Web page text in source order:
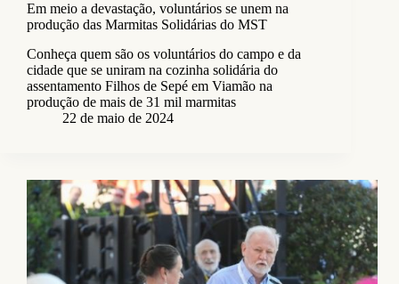
Em meio a devastação, voluntários se unem na
produção das Marmitas Solidárias do MST
Conheça quem são os voluntários do campo e da
cidade que se uniram na cozinha solidária do
assentamento Filhos de Sepé em Viamão na
produção de mais de 31 mil marmitas
22 de maio de 2024